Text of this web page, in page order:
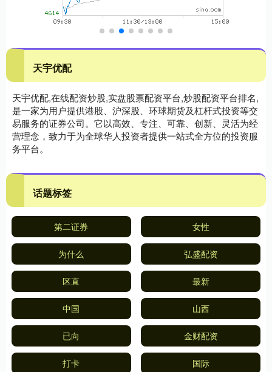
天宇优配
天宇优配,在线配资炒股,实盘股票配资平台,炒股配资平台排名,
是一家为用户提供港股、沪深股、环球期货及杠杆式投资等交
易服务的证券公司。它以高效、专注、可靠、创新、灵活为经
营理念，致力于为全球华人投资者提供一站式全方位的投资服
务平台。
话题标签
第二证券 女性
为什么 弘盛配资
区直 最新
中国 山西
已向 金财配资
打卡 国际